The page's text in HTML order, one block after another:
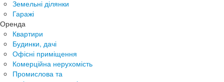
Земельні ділянки
Гаражі
Оренда
Квартири
Будинки, дачі
Офісні приміщення
Комерційна нерухомість
Промислова та